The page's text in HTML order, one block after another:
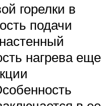
горелки в
подачи
нагрева еще